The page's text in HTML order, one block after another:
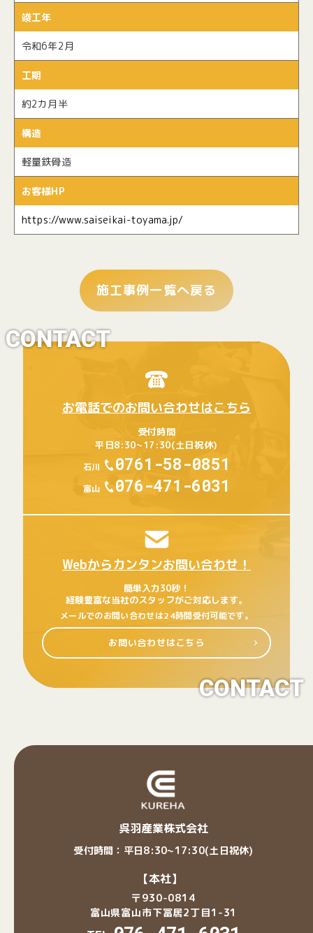
竣工年
令和6年2月
工期
約2カ月半
構造
軽量鉄骨造
お客様HP
https://www.saiseikai-toyama.jp/
施工事例一覧へ戻る
CONTACT
CONTACT
お電話でのお問い合わせはこちら
受付時間
平日8:30~17:30(土日祝休)
石川 0761-58-0851
富山 076-471-6031
Webからカンタンお問い合わせ！
簡単入力30秒！
経験豊富な当社のスタッフがご対応します。
メールでのお問い合わせは24時間受付可能です。
お問い合わせはこちら
呉羽産業株式会社
受付時間：平日8:30~17:30(土日祝休)
【本社】
〒930-0814
富山県富山市下冨居2丁目1-31